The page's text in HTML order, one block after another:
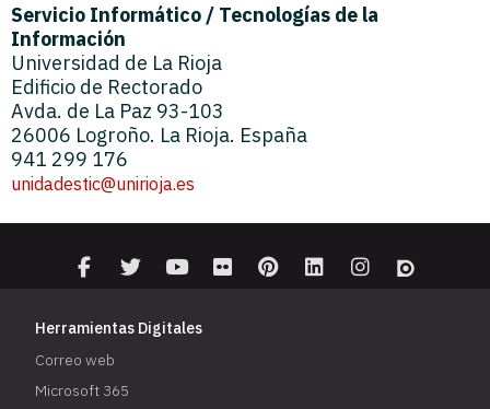
Servicio Informático / Tecnologías de la
Información
Universidad de La Rioja
Edificio de Rectorado
Avda. de La Paz 93-103
26006 Logroño. La Rioja. España
941 299 176
unidadestic@unirioja.es
Herramientas Digitales
Correo web
Microsoft 365